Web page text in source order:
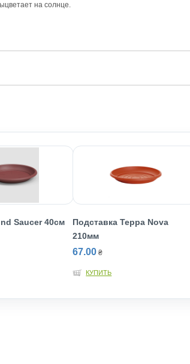
на солнце.
Saucer 40см
Подставка Терра Nova
210мм
67.00 ₴
КУПИТЬ